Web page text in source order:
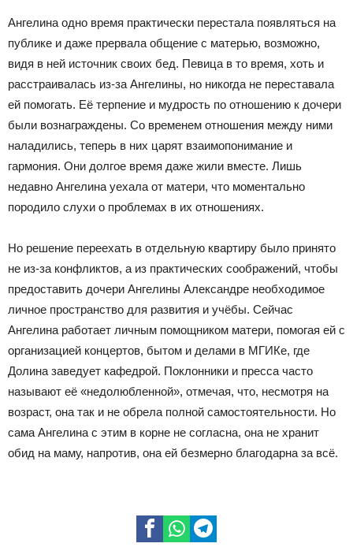
Ангелина одно время практически перестала появляться на
публике и даже прервала общение с матерью, возможно,
видя в ней источник своих бед. Певица в то время, хоть и
расстраивалась из-за Ангелины, но никогда не переставала
ей помогать. Её терпение и мудрость по отношению к дочери
были вознаграждены. Со временем отношения между ними
наладились, теперь в них царят взаимопонимание и
гармония. Они долгое время даже жили вместе. Лишь
недавно Ангелина уехала от матери, что моментально
породило слухи о проблемах в их отношениях.
Но решение переехать в отдельную квартиру было принято
не из-за конфликтов, а из практических соображений, чтобы
предоставить дочери Ангелины Александре необходимое
личное пространство для развития и учёбы. Сейчас
Ангелина работает личным помощником матери, помогая ей с
организацией концертов, бытом и делами в МГИКе, где
Долина заведует кафедрой. Поклонники и пресса часто
называют её «недолюбленной», отмечая, что, несмотря на
возраст, она так и не обрела полной самостоятельности. Но
сама Ангелина с этим в корне не согласна, она не хранит
обид на маму, напротив, она ей безмерно благодарна за всё.